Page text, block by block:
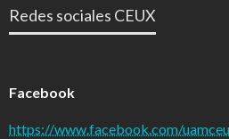
Redes sociales CEUX
Facebook
https://www.facebook.com/